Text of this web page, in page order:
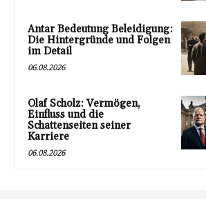
Antar Bedeutung Beleidigung:
Die Hintergründe und Folgen
im Detail
06.08.2026
Olaf Scholz: Vermögen,
Einfluss und die
Schattenseiten seiner
Karriere
06.08.2026